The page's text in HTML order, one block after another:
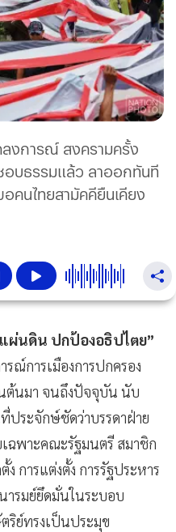
งการณ์ สงครามครั้ง
อบธรรมแล้ว ลาออกทันที
คนไทยสามัคคียืนเคียง
ผ่นดิน ปกป้องอธิปไตย”
ณ์การเมืองการปกครอง
ต้นมา จนถึงปัจจุบัน นับ
ประจักษ์ชัดว่าบรรดาฝ่าย
ฉพาะคณะรัฐมนตรี สมาชิก
ง การแต่งตั้ง การรัฐประหาร
ารมย์ยึดมั่นในระบอบ
ริย์ทรงเป็นประมุข